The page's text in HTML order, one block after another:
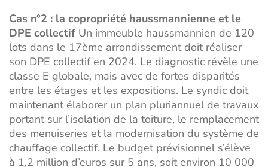
Cas n°2 : la copropriété haussmannienne et le
DPE collectif Un immeuble haussmannien de 120
lots dans le 17ème arrondissement doit réaliser
son DPE collectif en 2024. Le diagnostic révèle une
classe E globale, mais avec de fortes disparités
entre les étages et les expositions. Le syndic doit
maintenant élaborer un plan pluriannuel de travaux
portant sur l’isolation de la toiture, le remplacement
des menuiseries et la modernisation du système de
chauffage collectif. Le budget prévisionnel s’élève
à 1,2 million d’euros sur 5 ans, soit environ 10 000